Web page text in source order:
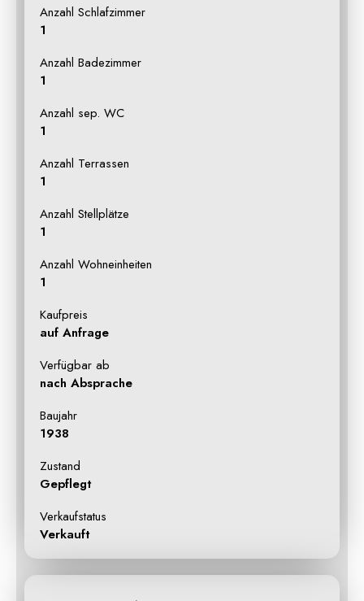
Anzahl Schlafzimmer
1
Anzahl Badezimmer
1
Anzahl sep. WC
1
Anzahl Terrassen
1
Anzahl Stellplätze
1
Anzahl Wohneinheiten
1
Kaufpreis
auf Anfrage
Verfügbar ab
nach Absprache
Baujahr
1938
Zustand
Gepflegt
Verkaufstatus
Verkauft